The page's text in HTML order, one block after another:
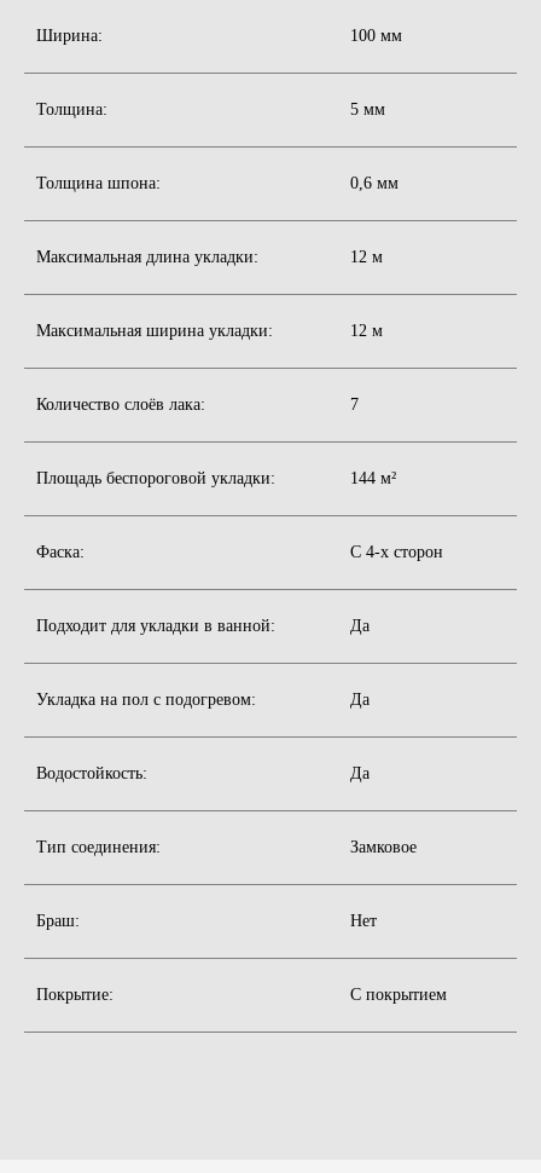
Ширина: 100 мм
Толщина: 5 мм
Толщина шпона: 0,6 мм
Максимальная длина укладки: 12 м
Максимальная ширина укладки: 12 м
Количество слоёв лака: 7
Площадь беспороговой укладки: 144 м²
Фаска: С 4-х сторон
Подходит для укладки в ванной: Да
Укладка на пол c подогревом: Да
Водостойкость: Да
Тип соединения: Замковое
Браш: Нет
Покрытие: С покрытием
Прямая
укладываемые параллельно друг другу